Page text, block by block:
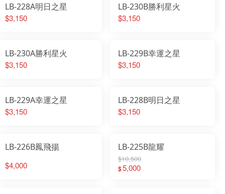
LB-228A明日之星
$3,150
LB-230B勝利星火
$3,150
LB-230A勝利星火
$3,150
LB-229B幸運之星
$3,150
LB-229A幸運之星
$3,150
LB-228B明日之星
$3,150
LB-226B鳳飛揚
$4,000
LB-225B龍耀
$10,500
$5,000